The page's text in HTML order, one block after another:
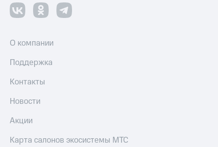
О компании
Поддержка
Контакты
Новости
Акции
Карта салонов экосистемы МТС